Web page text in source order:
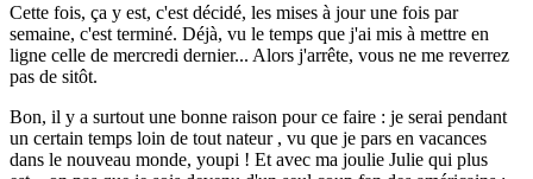
Cette fois, ça y est, c'est décidé, les mises à jour une fois par
semaine, c'est terminé. Déjà, vu le temps que j'ai mis à mettre en
ligne celle de mercredi dernier... Alors j'arrête, vous ne me reverrez
pas de sitôt.
Bon, il y a surtout une bonne raison pour ce faire : je serai pendant
un certain temps loin de tout nateur , vu que je pars en vacances
dans le nouveau monde, youpi ! Et avec ma joulie Julie qui plus